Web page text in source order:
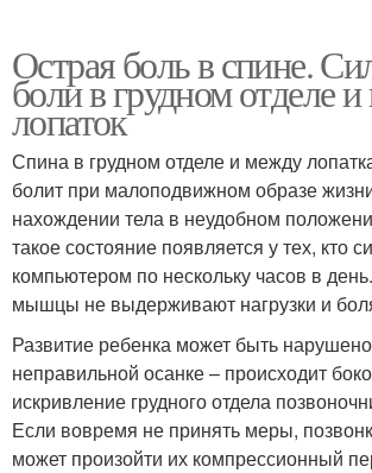
Острая боль в спине.
боли в грудном отделе и
лопаток
Спина в грудном отделе и между
болит при малоподвижном образе
нахождении тела в неудобном
такое состояние появляется у тех, кто
компьютером по нескольку часов в
мышцы не выдерживают нагрузки и
Развитие ребенка может быть
неправильной осанке – происходит
искривление грудного отдела
Если вовремя не принять меры,
может произойти их компрессионный